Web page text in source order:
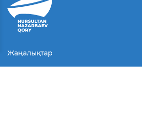
Жаңалықтар